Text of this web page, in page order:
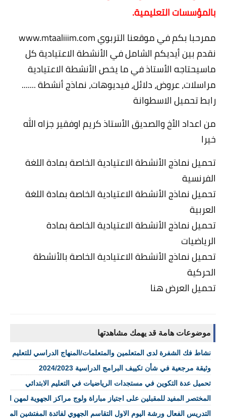
بالمؤسسات التعليمية.
مراسلات، عروض، دلائل، فيديوهات، نماذج أنشطة .......
رابط تحميل الاسطوانة
من
خيرا
الفرنسية
العربية
الرياضيات
الحركية
تحميل العرض هنا
موضوعات هامة قد يهمك مشاهدتها
نشاط فك الشفرة لدى المتعلمين والمتعلمات/المنهاج الدراسي للتعليم
وثيقة مرجعية في شأن تكييف البرامج الدراسية 2024/2023
تحميل عدة التكوين في مستجدات الرياضيات في التعليم الابتدائي
المختصر المفيد للمقبلين على اجتياز مباراة ولوج مراكز الجهوية لمهن
التدريس الفعال ورشة اليوم الاول التقاسم الجهوي لفائدة المفتشين